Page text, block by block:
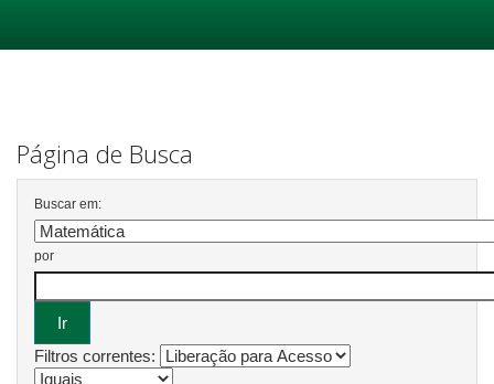
Página de Busca
Buscar em:
por
Filtros correntes: